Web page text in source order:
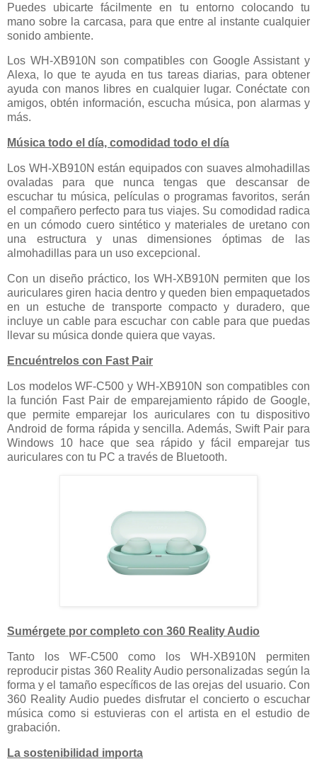
Puedes ubicarte fácilmente en tu entorno colocando tu
mano sobre la carcasa, para que entre al instante cualquier
sonido ambiente.
Los WH-XB910N son compatibles con Google Assistant y
Alexa, lo que te ayuda en tus tareas diarias, para obtener
ayuda con manos libres en cualquier lugar. Conéctate con
amigos, obtén información, escucha música, pon alarmas y
más.
Música todo el día, comodidad todo el día
Los WH-XB910N están equipados con suaves almohadillas
ovaladas para que nunca tengas que descansar de
escuchar tu música, películas o programas favoritos, serán
el compañero perfecto para tus viajes. Su comodidad radica
en un cómodo cuero sintético y materiales de uretano con
una estructura y unas dimensiones óptimas de las
almohadillas para un uso excepcional.
Con un diseño práctico, los WH-XB910N permiten que los
auriculares giren hacia dentro y queden bien empaquetados
en un estuche de transporte compacto y duradero, que
incluye un cable para escuchar con cable para que puedas
llevar su música donde quiera que vayas.
Encuéntrelos con Fast Pair
Los modelos WF-C500 y WH-XB910N son compatibles con
la función Fast Pair de emparejamiento rápido de Google,
que permite emparejar los auriculares con tu dispositivo
Android de forma rápida y sencilla. Además, Swift Pair para
Windows 10 hace que sea rápido y fácil emparejar tus
auriculares con tu PC a través de Bluetooth.
Sumérgete por completo con 360 Reality Audio
Tanto los WF-C500 como los WH-XB910N permiten
reproducir pistas 360 Reality Audio personalizadas según la
forma y el tamaño específicos de las orejas del usuario. Con
360 Reality Audio puedes disfrutar el concierto o escuchar
música como si estuvieras con el artista en el estudio de
grabación.
La sostenibilidad importa